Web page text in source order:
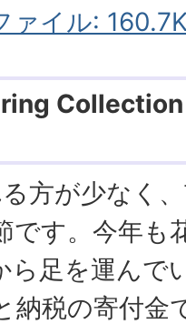
ァイル:
方が少なく
です。今年も
ら足を運んで
納税の寄付金